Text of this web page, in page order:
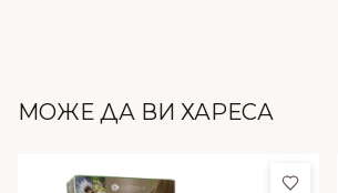
МОЖЕ ДА ВИ ХАРЕСА